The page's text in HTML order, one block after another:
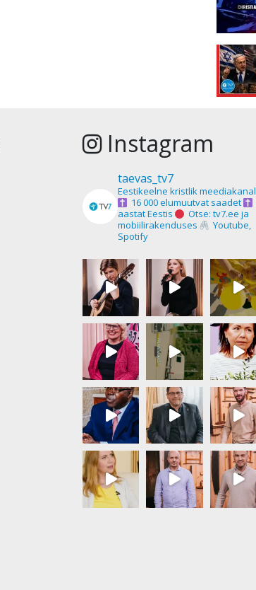
Instagram
taevas_tv7
Eestikeelne kristlik meediakanal
16 000 elumuutvat saadet
aastat Eestis
Otse: tv7.ee ja
mobiilirakenduses
Youtube,
Spotify